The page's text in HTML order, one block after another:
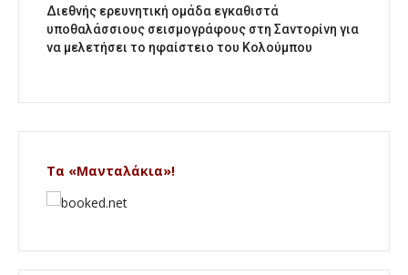
Διεθνής ερευνητική ομάδα εγκαθιστά
υποθαλάσσιους σεισμογράφους στη Σαντορίνη για
να μελετήσει το ηφαίστειο του Κολούμπου
Τα «Μανταλάκια»!